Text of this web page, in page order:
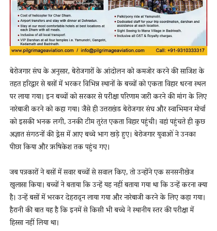
बेरोजगार संघ के अनुसार, बेरोजगारों के आंदोलन को कमजोर करने की साजिश के
तहत हरिद्वार से बसों में भरकर विभिन्न स्थानों के बच्चों को एकता विहार धरना स्थल
पर लाया गया। इन बच्चों को सरकार से परीक्षा परिणाम जारी करने की मांग के लिए
नारेबाजी करने को कहा गया। जैसे ही उत्तराखंड बेरोजगार संघ और स्वाभिमान मोर्चा
को इसकी भनक लगी, उनकी टीम तुरंत एकता विहार पहुंची। वहां पहुंचते ही कुछ
अज्ञात संगठनों की ड्रेस में आए बच्चे भाग खड़े हुए। बेरोजगार युवाओं ने उनका
पीछा किया और ऋषिकेश तक पहुंच गए।
जब पत्रकारों ने बसों में सवार बच्चों से सवाल किए, तो उन्होंने एक सनसनीखेज
खुलासा किया। बच्चों ने बताया कि उन्हें यह नहीं बताया गया था कि उन्हें करना क्या
है। उन्हें बसों में भरकर देहरादून लाया गया और नारेबाजी करने के लिए कहा गया।
हैरानी की बात यह है कि इनमें से किसी भी बच्चे ने स्थानीय स्तर की परीक्षा में
हिस्सा नहीं लिया था।